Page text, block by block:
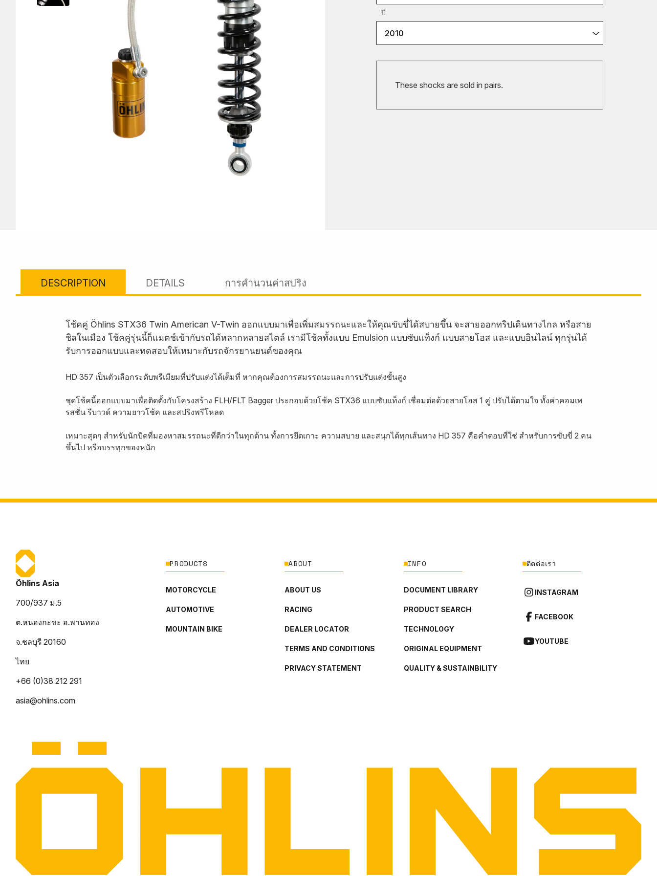
ปี
2010
These shocks are sold in pairs.
DESCRIPTION DETAILS การคำนวนค่าสปริง
โช้คคู่ Öhlins STX36 Twin American V-Twin ออกแบบมาเพื่อเพิ่มสมรรถนะและให้คุณขับขี่ได้สบายขึ้น จะสายออกทริปเดินทางไกล หรือสาย
ชิลในเมือง โช้คคู่รุ่นนี้ก็แมตช์เข้ากับรถได้หลากหลายสไตล์ เรามีโช้คทั้งแบบ Emulsion แบบซับแท็งก์ แบบสายโฮส และแบบอินไลน์ ทุกรุ่นได้
รับการออกแบบและทดสอบให้เหมาะกับรถจักรยานยนต์ของคุณ
HD 357 เป็นตัวเลือกระดับพรีเมียมที่ปรับแต่งได้เต็มที่ หากคุณต้องการสมรรถนะและการปรับแต่งขั้นสูง
ชุดโช้คนี้ออกแบบมาเพื่อติดตั้งกับโครงสร้าง FLH/FLT Bagger ประกอบด้วยโช้ค STX36 แบบซับแท็งก์ เชื่อมต่อด้วยสายโฮส 1 คู่ ปรับได้ตามใจ ทั้งค่าคอมเพ
รสชั่น รีบาวด์ ความยาวโช้ค และสปริงพรีโหลด
เหมาะสุดๆ สำหรับนักบิดที่มองหาสมรรถนะที่ดีกว่าในทุกด้าน ทั้งการยึดเกาะ ความสบาย และสนุกได้ทุกเส้นทาง HD 357 คือคำตอบที่ใช่ สำหรับการขับขี่ 2 คน
ขึ้นไป หรือบรรทุกของหนัก
Öhlins Asia
700/937 ม.5
ต.หนองกะขะ อ.พานทอง
จ.ชลบุรี 20160
ไทย
+66 (0)38 212 291
asia@ohlins.com
PRODUCTS
MOTORCYCLE
AUTOMOTIVE
MOUNTAIN BIKE
ABOUT
ABOUT US
RACING
DEALER LOCATOR
TERMS AND CONDITIONS
PRIVACY STATEMENT
INFO
DOCUMENT LIBRARY
PRODUCT SEARCH
TECHNOLOGY
ORIGINAL EQUIPMENT
QUALITY & SUSTAINBILITY
ติดต่อเรา
INSTAGRAM
FACEBOOK
YOUTUBE